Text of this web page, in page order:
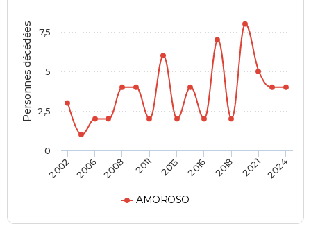
Personnes décédées
AMOROSO
2002 2006 2008 2011 2013 2016 2018 2021 2024
0
2,5
5
7,5